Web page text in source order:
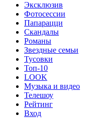
Эксклюзив
Фотосессии
Папарацци
Скандалы
Романы
Звездные семьи
Тусовки
Топ-10
LOOK
Музыка и видео
Телешоу
Рейтинг
Вход